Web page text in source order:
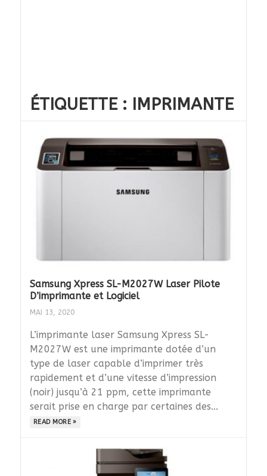
ÉTIQUETTE : IMPRIMANTE
Samsung Xpress SL-M2027W Laser Pilote
D’imprimante et Logiciel
MAI 13, 2020
L’imprimante laser Samsung Xpress SL-
M2027W est une imprimante dotée d’un
type de laser capable d’imprimer très
rapidement et d’une vitesse d’impression
(noir) jusqu’à 21 ppm, cette imprimante
serait prise en charge par certaines des...
READ MORE »